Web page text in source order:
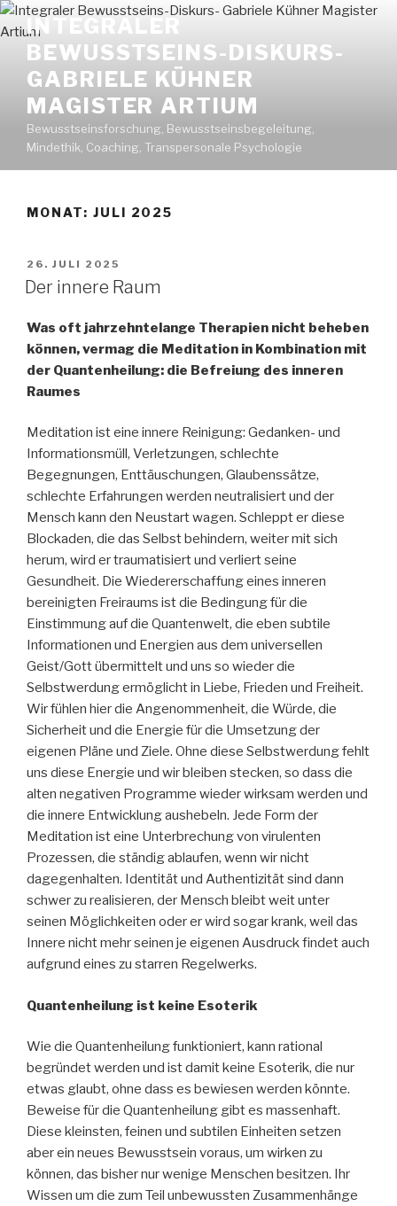
Zum
Inhalt
springen
INTEGRALER
BEWUSSTSEINS-DISKURS-
GABRIELE KÜHNER
MAGISTER ARTIUM
Bewusstseinsforschung, Bewusstseinsbegeleitung,
Mindethik, Coaching, Transpersonale Psychologie
MONAT: JULI 2025
VERÖFFENTLICHT
AM
26. JULI 2025
Der innere Raum
Was oft jahrzehntelange Therapien nicht beheben
können, vermag die Meditation in Kombination mit
der Quantenheilung: die Befreiung des inneren
Raumes
Meditation ist eine innere Reinigung: Gedanken- und
Informationsmüll, Verletzungen, schlechte
Begegnungen, Enttäuschungen, Glaubenssätze,
schlechte Erfahrungen werden neutralisiert und der
Mensch kann den Neustart wagen. Schleppt er diese
Blockaden, die das Selbst behindern, weiter mit sich
herum, wird er traumatisiert und verliert seine
Gesundheit. Die Wiedererschaffung eines inneren
bereinigten Freiraums ist die Bedingung für die
Einstimmung auf die Quantenwelt, die eben subtile
Informationen und Energien aus dem universellen
Geist/Gott übermittelt und uns so wieder die
Selbstwerdung ermöglicht in Liebe, Frieden und Freiheit.
Wir fühlen hier die Angenommenheit, die Würde, die
Sicherheit und die Energie für die Umsetzung der
eigenen Pläne und Ziele. Ohne diese Selbstwerdung fehlt
uns diese Energie und wir bleiben stecken, so dass die
alten negativen Programme wieder wirksam werden und
die innere Entwicklung aushebeln. Jede Form der
Meditation ist eine Unterbrechung von virulenten
Prozessen, die ständig ablaufen, wenn wir nicht
dagegenhalten. Identität und Authentizität sind dann
schwer zu realisieren, der Mensch bleibt weit unter
seinen Möglichkeiten oder er wird sogar krank, weil das
Innere nicht mehr seinen je eigenen Ausdruck findet auch
aufgrund eines zu starren Regelwerks.
Quantenheilung ist keine Esoterik
Wie die Quantenheilung funktioniert, kann rational
begründet werden und ist damit keine Esoterik, die nur
etwas glaubt, ohne dass es bewiesen werden könnte.
Beweise für die Quantenheilung gibt es massenhaft.
Diese kleinsten, feinen und subtilen Einheiten setzen
aber ein neues Bewusstsein voraus, um wirken zu
können, das bisher nur wenige Menschen besitzen. Ihr
Wissen um die zum Teil unbewussten Zusammenhänge